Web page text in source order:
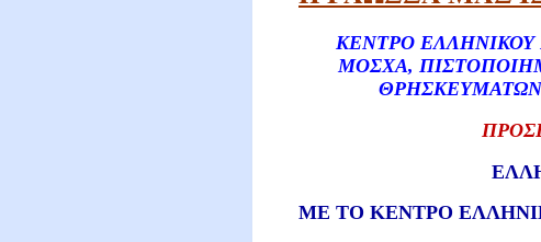
KENTΡΟ
ΜΟΣΧΑ,
ΜΕ ΤΟ ΚΕΝΤΡΟ